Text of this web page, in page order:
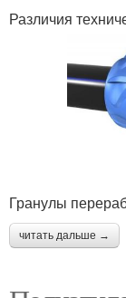
Различия
Гранулы
читать дальше →